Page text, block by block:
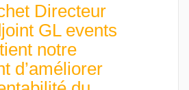
Directeur
GL events
notre
d’améliorer